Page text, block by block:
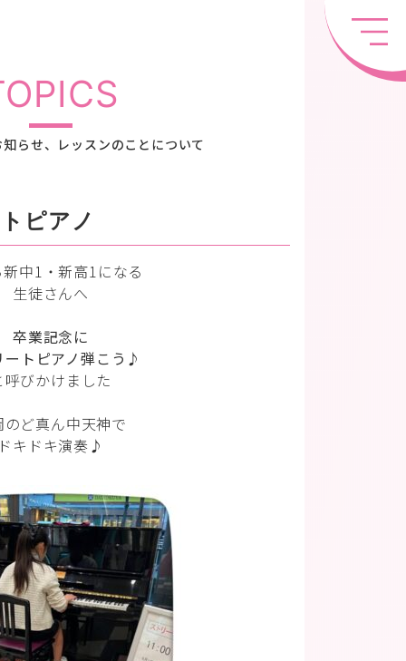
らせ、レッスンのことについて
ピアノ
中1・新高1になる
生徒さんへ
卒業記念に
ートピアノ弾こう♪
呼びかけました
のど真ん中天神で
キドキ演奏♪